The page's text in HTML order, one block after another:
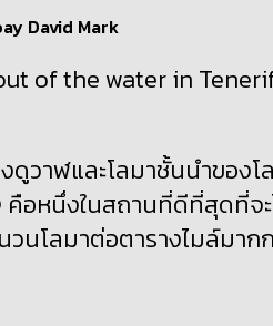
of the water in
ดูวาฬและโลมาชั้นนำของโ
คือหนึ่งในสถานที่ดีที่สุดที่จ
โลมาต่อตารางไมล์มากก